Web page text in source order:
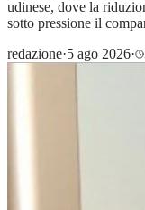
udinese, dove la
sotto pressione il
redazione·5 ago 2026·